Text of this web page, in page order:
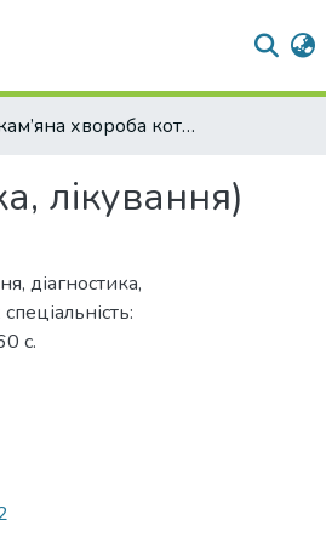
Сечокам’яна хвороба котів (поширення, діагностика, лікування)
лікування)
діагностика,
с.